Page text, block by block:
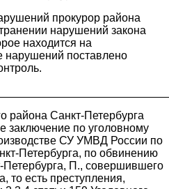
прокурор района
нарушений закона
находится на
нарушений поставлено
района Санкт-Петербурга
заключение по уголовному
СУ УМВД России по
Петербурга, по обвинению
Петербурга, П., совершившего
то есть преступления,